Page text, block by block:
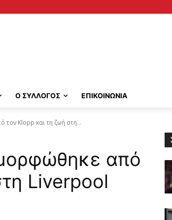
Ο ΣΥΛΛΟΓΟΣ ΕΠΙΚΟΙΝΩΝΙΑ
Klopp και τη ζωή στη...
από
Liverpool